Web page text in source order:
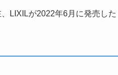
LIXILが2022年6月に発売した